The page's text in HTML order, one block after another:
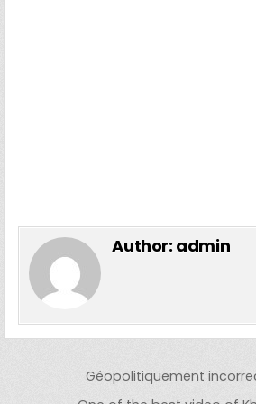
Author: admin
Post navigation
Géopolitiquement